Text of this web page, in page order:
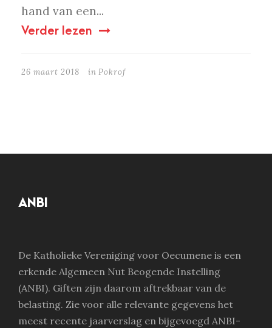
hand van een...
Verder lezen
26 maart 2018 in Pokrof
ANBI
De Katholieke Vereniging voor Oecumene is een
erkende Algemeen Nut Beogende Instelling
(ANBI). Giften zijn daarom aftrekbaar van de
belasting. Zie voor alle relevante gegevens het
meest recente jaarverslag en bijgevoegd ANBI-